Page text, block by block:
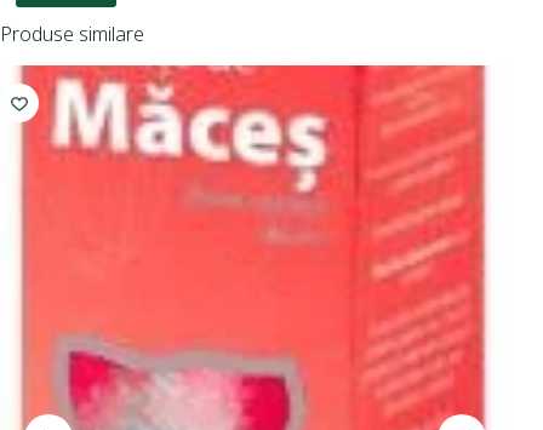
Produse similare